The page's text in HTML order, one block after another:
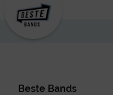
Beste Bands